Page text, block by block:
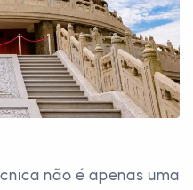
não é apenas uma